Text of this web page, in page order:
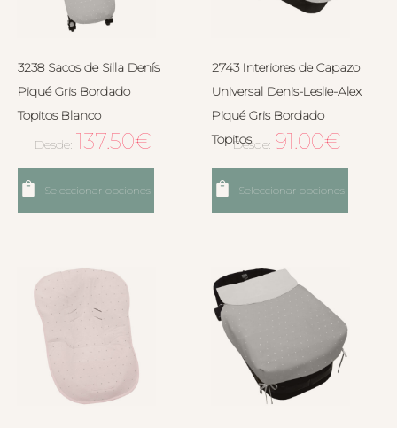
3238 Sacos de Silla Denís
Piqué Gris Bordado
Topitos Blanco
Desde: 137.50€
Seleccionar opciones
2743 Interiores de Capazo
Universal Denis-Leslie-Alex
Piqué Gris Bordado
TopitosDesde: 91.00€
Seleccionar opciones